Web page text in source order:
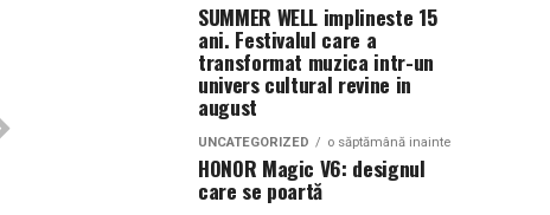
SUMMER WELL implineste 15
ani. Festivalul care a
transformat muzica intr-un
univers cultural revine in
august
UNCATEGORIZED o săptămână inainte
HONOR Magic V6: designul
care se poartă